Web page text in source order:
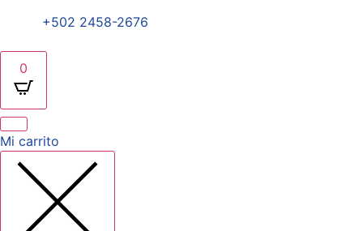
+502 2458-2676
0
Mi carrito